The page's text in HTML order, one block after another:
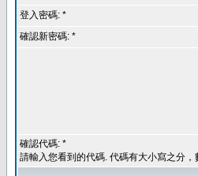
登入密碼: *
確認新密碼: *
確認代碼: *
請輸入您看到的代碼. 代碼有大小寫之分